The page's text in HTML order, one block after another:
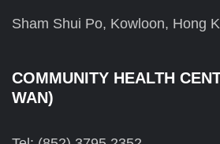
Sham Shui Po, Kowloon, Hong
COMMUNITY HEALTH
WAN)